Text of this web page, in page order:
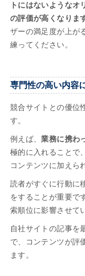
トにはないようなオ
の評価が高くなりま
ザーの満足度が上が
練ってください。
専門性の高い内容
競合サイトとの優位
す。
例えば、業務に携わ
極的に入れることで
コンテンツに加えら
読者がすぐに行動に
をすることが重要で
索順位に影響させて
自社サイトの記事を
で、コンテンツが評
ます。